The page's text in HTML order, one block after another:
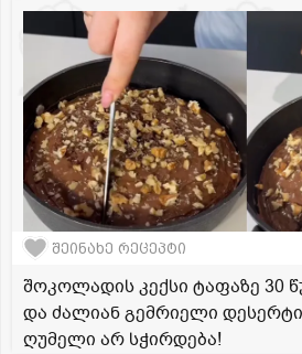
შეინახე რეცეპტი
შოკოლადის კექსი ტაფაზე 30
და ძალიან გემრიელი
ღუმელი არ სჭირდება!